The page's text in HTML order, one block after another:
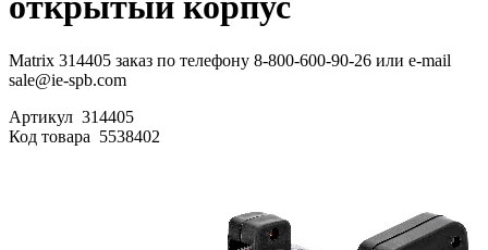
Matrix 314405 заказ по телефону 8-800-600-90-26 или e-mail
sale@ie-spb.com
Артикул 314405
Код товара 5538402